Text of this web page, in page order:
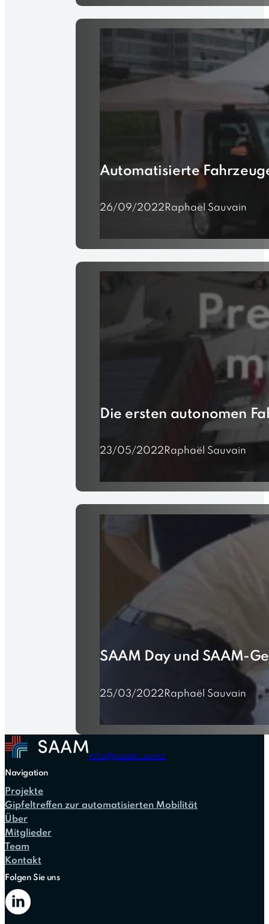
Automatisierte
26/09/2022 Raphaël Sauvain
Die ersten autonomen
23/05/2022 Raphaël Sauvain
SAAM Day und SAAM-
25/03/2022 Raphaël Sauvain
info@saam.swiss
Navigation
Projekte
Gipfeltreffen zur automatisierten Mobilität
Über
Mitglieder
Team
Kontakt
Folgen Sie uns